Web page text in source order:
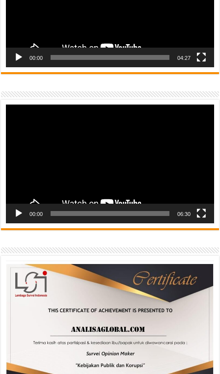
00:00 04:27
00:00 06:30